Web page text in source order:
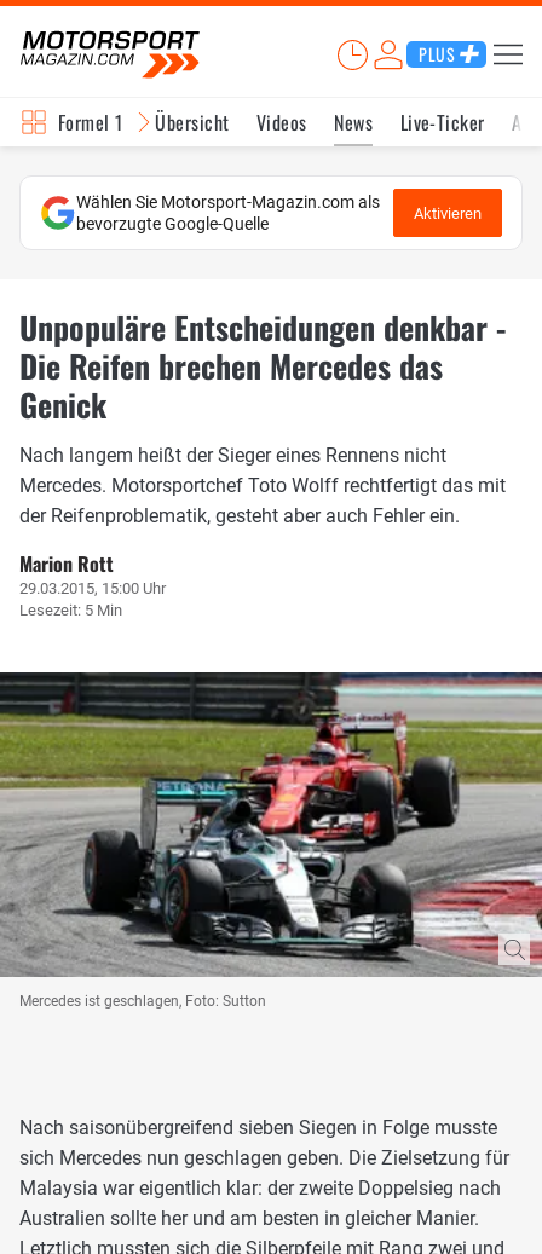
PLUS
Formel 1 Übersicht Videos News Live-Ticker
Wählen Sie Motorsport-Magazin.com als
bevorzugte Google-Quelle
Aktivieren
Unpopuläre Entscheidungen denkbar -
Die Reifen brechen Mercedes das
Genick
Nach langem heißt der Sieger eines Rennens nicht
Mercedes. Motorsportchef Toto Wolff rechtfertigt das mit
der Reifenproblematik, gesteht aber auch Fehler ein.
Marion Rott
29.03.2015, 15:00 Uhr
Lesezeit: 5 Min
Mercedes ist geschlagen, Foto: Sutton
Nach saisonübergreifend sieben Siegen in Folge musste
sich Mercedes nun geschlagen geben. Die Zielsetzung für
Malaysia war eigentlich klar: der zweite Doppelsieg nach
Australien sollte her und am besten in gleicher Manier.
Letztlich mussten sich die Silberpfeile mit Rang zwei und